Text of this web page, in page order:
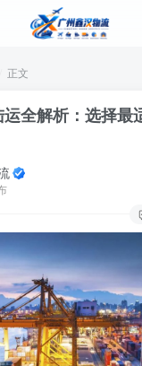
正文
全解析：选择最